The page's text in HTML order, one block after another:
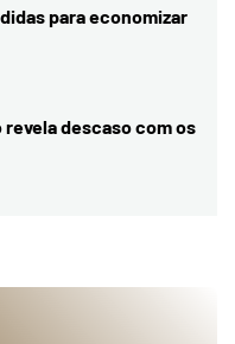
para economizar
revela descaso com os